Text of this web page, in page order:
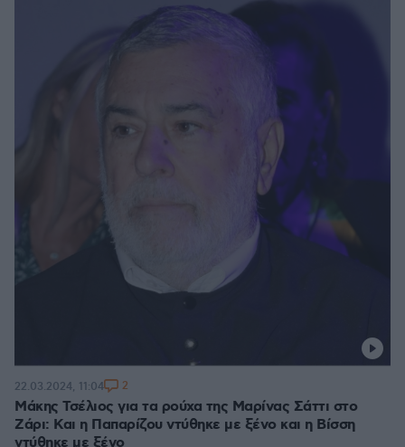
Μάκης Τσέλιος για τα ρούχα της Μαρίνας Σάττι στο
Ζάρι: Και η Παπαρίζου ντύθηκε με ξένο και η Βίσση
ντύθηκε με ξένο
22.03.2024, 11:04 2